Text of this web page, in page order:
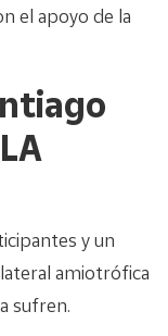
el apoyo de la
y un
amiotrófica
sufren.